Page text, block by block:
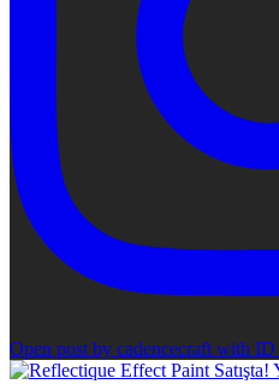
Open post by cadencecraft with